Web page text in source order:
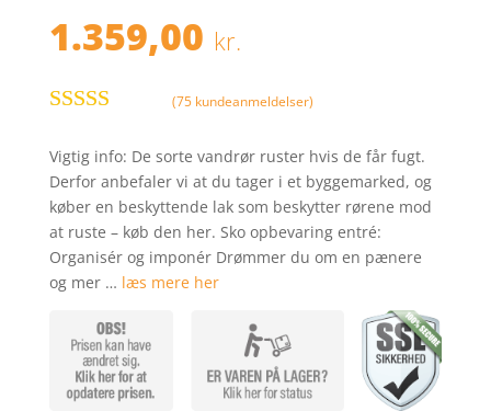
1.359,00 kr.
som 3.9
ud af 5
baseret på
kundebed
ømmelser
(75kundeanmeldelser)
Vigtig info: De sorte vandrør ruster hvis de får fugt.
Derfor anbefaler vi at du tager i et byggemarked, og
køber en beskyttende lak som beskytter rørene mod
at ruste – køb den her. Sko opbevaring entré:
Organisér og imponér Drømmer du om en pænere
og mer … læs mere her